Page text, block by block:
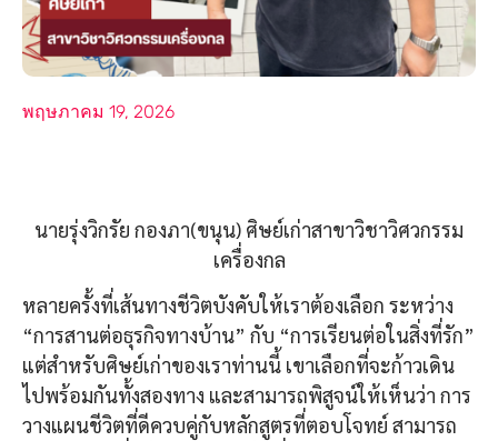
พฤษภาคม 19, 2026
นายรุ่งวิกรัย กองภา(ขนุน) ศิษย์เก่าสาขาวิชาวิศวกรรม
เครื่องกล
หลายครั้งที่เส้นทางชีวิตบังคับให้เราต้องเลือก ระหว่าง
“การสานต่อธุรกิจทางบ้าน” กับ “การเรียนต่อในสิ่งที่รัก”
แต่สำหรับศิษย์เก่าของเราท่านนี้ เขาเลือกที่จะก้าวเดิน
ไปพร้อมกันทั้งสองทาง และสามารถพิสูจน์ให้เห็นว่า การ
วางแผนชีวิตที่ดีควบคู่กับหลักสูตรที่ตอบโจทย์ สามารถ